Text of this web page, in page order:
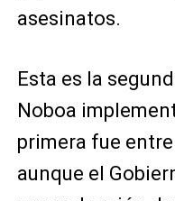
asesinatos.
Esta es la
Noboa
primera fue
aunque el